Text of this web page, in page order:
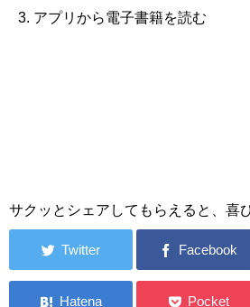
アプリから電子書籍を読む
サクッとシェアしてもらえると、喜